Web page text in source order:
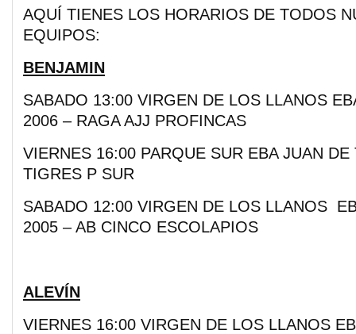
AQUÍ TIENES LOS HORARIOS DE TODOS
EQUIPOS:
BENJAMIN
SABADO 13:00 VIRGEN DE LOS LLANOS
2006 – RAGA AJJ PROFINCAS
VIERNES 16:00 PARQUE SUR EBA JUAN
TIGRES P SUR
SABADO 12:00 VIRGEN DE LOS LLANOS
2005 – AB CINCO ESCOLAPIOS
ALEVÍN
VIERNES 16:00 VIRGEN DE LOS LLANOS